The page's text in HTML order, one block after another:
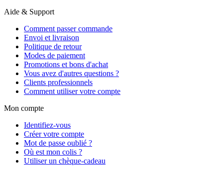
Aide & Support
Comment passer commande
Envoi et livraison
Politique de retour
Modes de paiement
Promotions et bons d'achat
Vous avez d'autres questions ?
Clients professionnels
Comment utiliser votre compte
Mon compte
Identifiez-vous
Créer votre compte
Mot de passe oublié ?
Où est mon colis ?
Utiliser un chèque-cadeau